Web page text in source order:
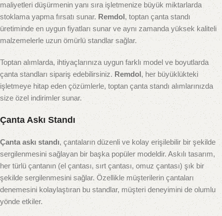
maliyetleri düşürmenin yanı sıra işletmenize büyük miktarlarda
stoklama yapma fırsatı sunar. Remdol, toptan çanta standı
üretiminde en uygun fiyatları sunar ve aynı zamanda yüksek kaliteli
malzemelerle uzun ömürlü standlar sağlar.
Toptan alımlarda, ihtiyaçlarınıza uygun farklı model ve boyutlarda
çanta standları sipariş edebilirsiniz. Remdol, her büyüklükteki
işletmeye hitap eden çözümlerle, toptan çanta standı alımlarınızda
size özel indirimler sunar.
Çanta Askı Standı
Çanta askı standı, çantaların düzenli ve kolay erişilebilir bir şekilde
sergilenmesini sağlayan bir başka popüler modeldir. Askılı tasarım,
her türlü çantanın (el çantası, sırt çantası, omuz çantası) şık bir
şekilde sergilenmesini sağlar. Özellikle müşterilerin çantaları
denemesini kolaylaştıran bu standlar, müşteri deneyimini de olumlu
yönde etkiler.